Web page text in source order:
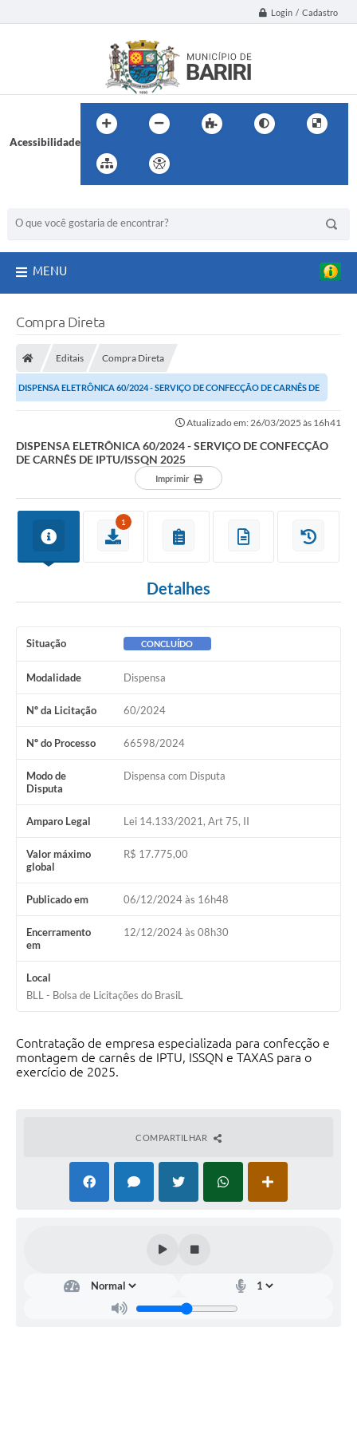
Login / Cadastro
Acessibilidade
MENU
Compra Direta
Editais Compra Direta
DISPENSA ELETRÔNICA 60/2024 - SERVIÇO DE CONFECÇÃO DE CARNÊS DE
Atualizado em: 26/03/2025 às 16h41
DISPENSA ELETRÔNICA 60/2024 - SERVIÇO DE CONFECÇÃO
DE CARNÊS DE IPTU/ISSQN 2025
Imprimir
1
Detalhes
Situação CONCLUÍDO
Modalidade Dispensa
Nº da Licitação 60/2024
Nº do Processo 66598/2024
Modo de
Disputa
Dispensa com Disputa
Amparo Legal Lei 14.133/2021, Art 75, II
Valor máximo
global
R$ 17.775,00
Publicado em 06/12/2024 às 16h48
Encerramento
em
12/12/2024 às 08h30
Local
BLL - Bolsa de Licitações do BrasiL
Contratação de empresa especializada para confecção e
montagem de carnês de IPTU, ISSQN e TAXAS para o
exercício de 2025.
COMPARTILHAR